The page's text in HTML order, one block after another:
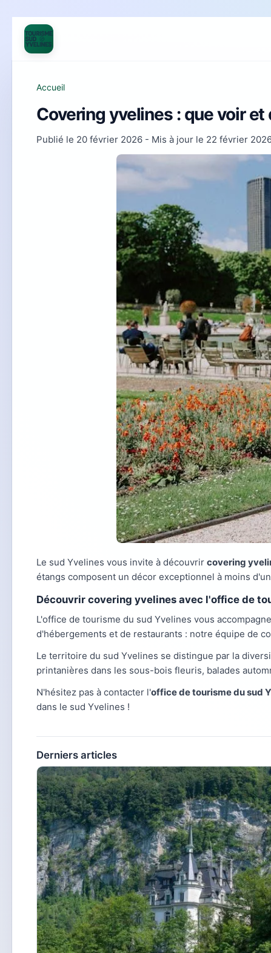
Accueil
Covering yvelines : que voir
Publié le 20 février 2026 - Mis à jour le 22 février
Le sud Yvelines vous invite à découvrir covering
étangs composent un décor exceptionnel à moins
Découvrir covering yvelines avec l'office de
L'office de tourisme du sud Yvelines vous
d'hébergements et de restaurants : notre équipe de
Le territoire du sud Yvelines se distingue par la
printanières dans les sous-bois fleuris, balades
N'hésitez pas à contacter l'office de tourisme du sud
dans le sud Yvelines !
Derniers articles